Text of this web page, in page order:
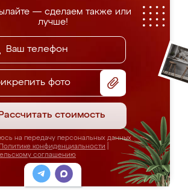
— сделаем также или
лучше!
фото
Рассчитать стоимость
на передачу персональных данных
Политике конфиденциальности
соглашению